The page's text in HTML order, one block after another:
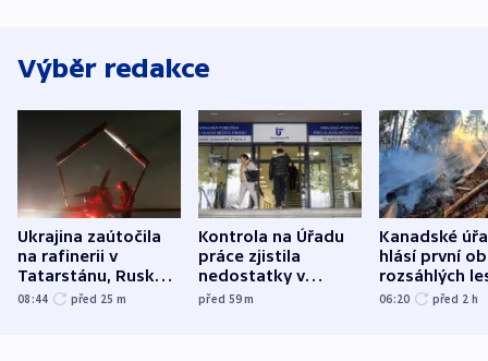
Výběr redakce
Ukrajina zaútočila
na rafinerii v
Tatarstánu, Rusko
udeřilo na Sumy a
08:44 před 25 m
Kontrola na Úřadu
práce zjistila
nedostatky v
účetnictví za 5,6
před 59m
Kanadské
hlásí první
rozsáhlých
požárů
06:20 před 2 h